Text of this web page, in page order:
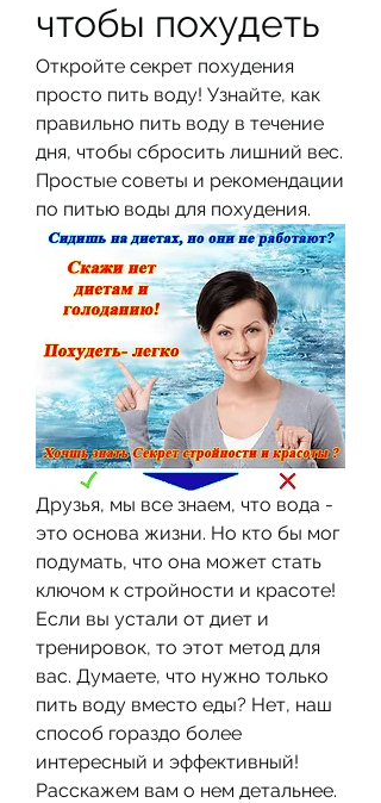
чтобы похудеть
Откройте секрет похудения
просто пить воду! Узнайте, как
правильно пить воду в течение
дня, чтобы сбросить лишний вес.
Простые советы и рекомендации
по питью воды для похудения.
Друзья, мы все знаем, что вода -
это основа жизни. Но кто бы мог
подумать, что она может стать
ключом к стройности и красоте!
Если вы устали от диет и
тренировок, то этот метод для
вас. Думаете, что нужно только
пить воду вместо еды? Нет, наш
способ гораздо более
интересный и эффективный!
Расскажем вам о нем детальнее.